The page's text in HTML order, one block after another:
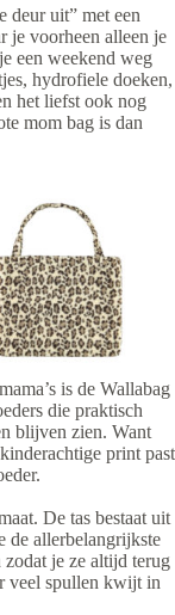
deur uit” met een
je voorheen alleen je
een weekend weg
hydrofiele doeken,
het liefst ook nog
mom bag is dan
is de Wallabag
die praktisch
blijven zien. Want
print past
De tas bestaat uit
de allerbelangrijkste
je ze altijd terug
veel spullen kwijt in